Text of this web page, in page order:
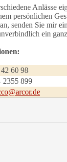
Anlässe
persönlichen
senden Sie mir
ein
60 98
2355 899